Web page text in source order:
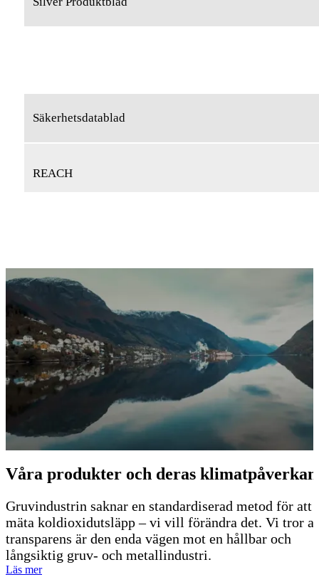
Säkerhetsdatablad
REACH
Våra produkter och deras klimatpåverkan
Gruvindustrin saknar en standardiserad metod för att
mäta koldioxidutsläpp – vi vill förändra det. Vi tror
transparens är den enda vägen mot en hållbar och
långsiktig gruv- och metallindustri.
Läs mer